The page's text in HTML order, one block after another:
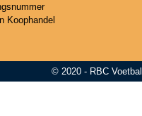
Koophandel
© 2020 - RBC Voetbal